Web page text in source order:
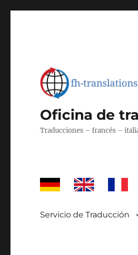
Oficina de
Traducciones – francés –
Servicio de Traducción